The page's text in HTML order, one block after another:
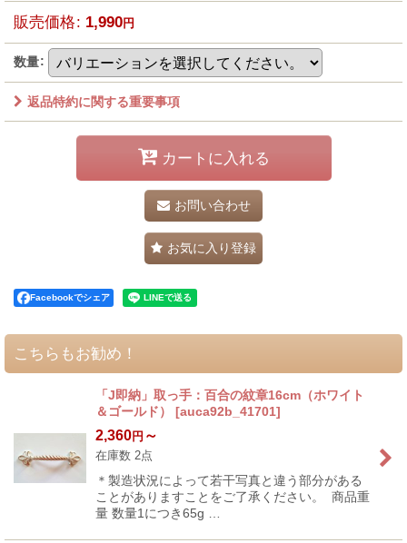
販売価格: 1,990円
数量:
返品特約に関する重要事項
カートに入れる
お問い合わせ
お気に入り登録
Facebookでシェア
こちらもお勧め！
「J即納」取っ手：百合の紋章16cm（ホワイト
＆ゴールド）
[auca92b_41701]
2,360円 ～
在庫数 2点
＊製造状況によって若干写真と違う部分がある
ことがありますことをご了承ください。 商品重
量 数量1につき65g …